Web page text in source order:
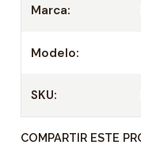
plástico.
Este pequeño
taladros con
particularidades
encuentran la
Marca:
Modelo:
SKU:
COMPARTIR ESTE